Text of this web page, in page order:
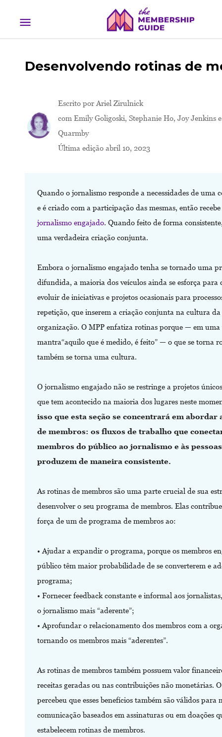
Desenvolvendo rotinas de
Escrito por Ariel Zirulnick
com Emily Goligoski, Stephanie Ho, Joy Jenkins
Quarmby
Última edição abril 10, 2023
Quando o jornalismo responde a necessidades de uma
e é criado com a participação das mesmas, então
jornalismo engajado. Quando feito de forma
uma verdadeira criação conjunta.
Embora o jornalismo engajado tenha se tornado uma
difundida, a maioria dos veículos ainda se esforça para
evoluir de iniciativas e projetos ocasionais para
repetição, que inserem a criação conjunta na cultura da
organização. O MPP enfatiza rotinas porque — em uma
mantra“aquilo que é medido, é feito” — o que se torna
também se torna uma cultura.
O jornalismo engajado não se restringe a projetos
que tem acontecido na maioria dos lugares neste
isso que esta seção se concentrará em abordar
de membros: os fluxos de trabalho que
membros do público ao jornalismo e às
produzem de maneira consistente.
As rotinas de membros são uma parte crucial de sua
desenvolver o seu programa de membros. Elas
força de um de programa de membros ao:
• Ajudar a expandir o programa, porque os membros
público têm maior probabilidade de se converterem e
programa;
• Fornecer feedback constante e informal aos
o jornalismo mais “aderente”;
• Aprofundar o relacionamento dos membros com a
tornando os membros mais “aderentes”.
As rotinas de membros também possuem valor
receitas geradas ou nas contribuições não monetárias.
percebeu que esses benefícios também são válidos para
comunicação baseados em assinaturas ou em doações
estabelecem rotinas de membros.